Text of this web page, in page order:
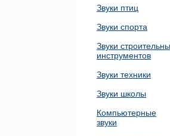
Звуки птиц
Звуки спорта
Звуки
инструментов
Звуки техники
Звуки школы
Компьютерные
звуки